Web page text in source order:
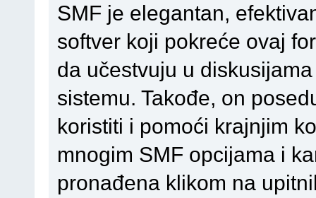
SMF je elegantan,
softver koji pokreće ovaj
da učestvuju u
sistemu. Takođe, on
koristiti i pomoći krajnjim
mnogim SMF opcijama i
pronađena klikom na